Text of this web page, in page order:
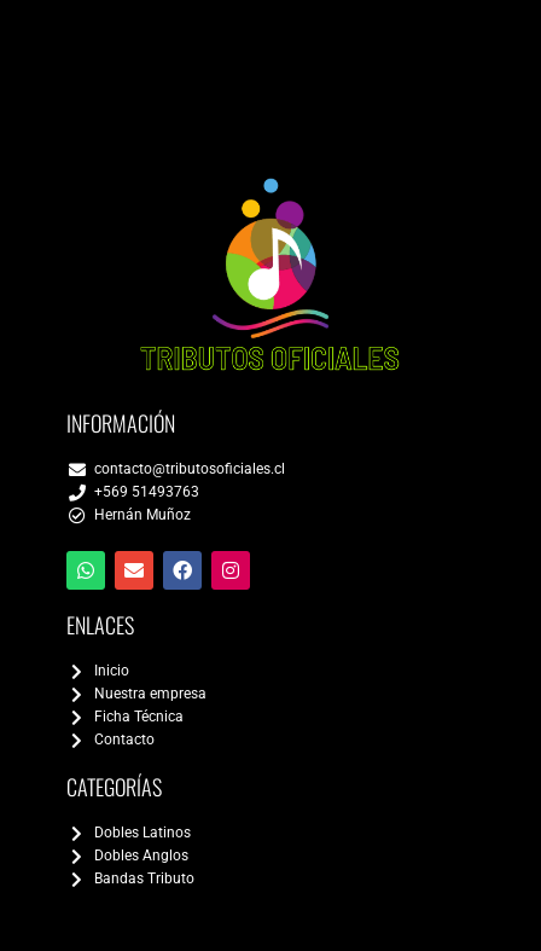
INFORMACIÓN
contacto@tributosoficiales.cl
+569 51493763
Hernán Muñoz
ENLACES
Inicio
Nuestra empresa
Ficha Técnica
Contacto
CATEGORÍAS
Dobles Latinos
Dobles Anglos
Bandas Tributo